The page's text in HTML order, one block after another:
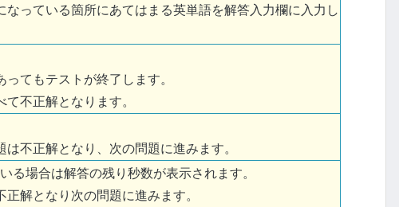
っている箇所にあてはまる英単語を解答入力欄に入力し
てもテストが終了します。
不正解となります。
不正解となり、次の問題に進みます。
る場合は解答の残り秒数が表示されます。
解となり次の問題に進みます。